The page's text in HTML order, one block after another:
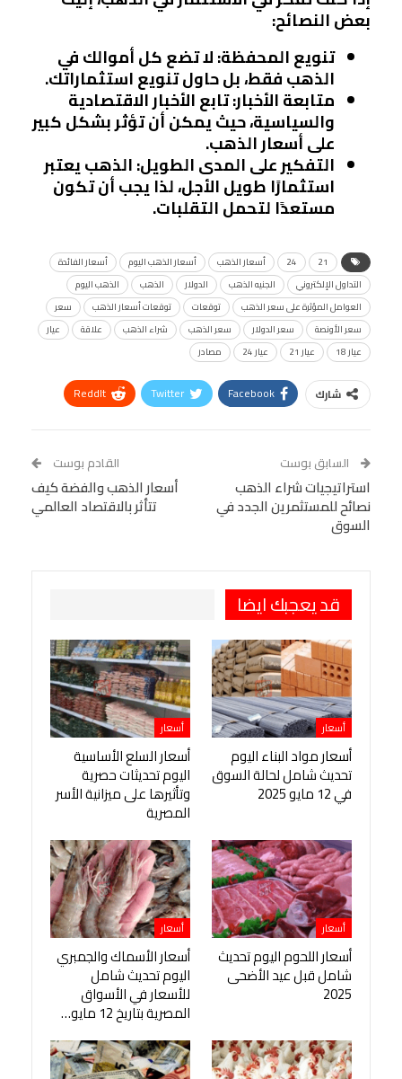
بعض النصائح:
تنويع المحفظة: لا تضع كل أموالك في
الذهب فقط، بل حاول تنويع استثماراتك.
متابعة الأخبار: تابع الأخبار الاقتصادية
والسياسية، حيث يمكن أن تؤثر بشكل كبير
على أسعار الذهب.
التفكير على المدى الطويل: الذهب يعتبر
استثمارًا طويل الأجل، لذا يجب أن تكون
مستعدًا لتحمل التقلبات.
21
24 أسعار الذهب أسعار الذهب اليوم
أسعار الفائدة
التداول الإلكتروني
الجنيه الذهب الدولار الذهب
الذهب اليوم
العوامل المؤثرة على سعر الذهب
توقعات توقعات أسعار الذهب
سعر
سعر الأونصة
سعر الدولار سعر الذهب شراء الذهب علاقة
عيار
عيار 18
عيار 21 عيار 24 مصادر
شارك Facebook
Twitter
ReddIt
Tumblr
البريد الإلكتروني
StumbleUpon
VK
Digg
LINE
BlackBerry
Viber
السابق بوست
استراتيجيات شراء الذهب
نصائح للمستثمرين الجدد في
السوق
القادم بوست
أسعار الذهب والفضة كيف
تتأثر بالاقتصاد العالمي
قد يعجبك ايضا
أسعار
أسعار مواد البناء اليوم
تحديث شامل لحالة السوق
في 12 مايو 2025
أسعار
أسعار السلع الأساسية
اليوم تحديثات حصرية
وتأثيرها على ميزانية الأسر
المصرية
أسعار
أسعار اللحوم اليوم تحديث
شامل قبل عيد الأضحى
2025
أسعار
أسعار الأسماك والجمبري
اليوم تحديث شامل
للأسعار في الأسواق
المصرية بتاريخ 12 مايو…